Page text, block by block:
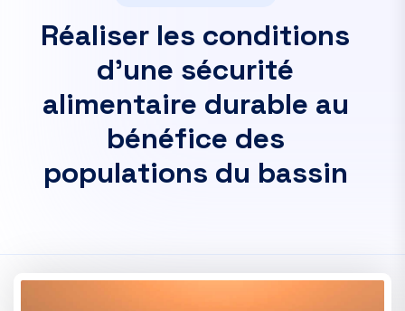
Réaliser les conditions
d’une sécurité
alimentaire durable au
bénéfice des
populations du bassin